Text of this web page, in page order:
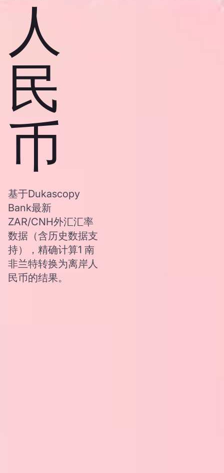
人
民
币
基于Dukascopy
Bank最新
ZAR/CNH外汇汇率
数据（含历史数据支
持），精确计算1 南
非兰特转换为离岸人
民币的结果。